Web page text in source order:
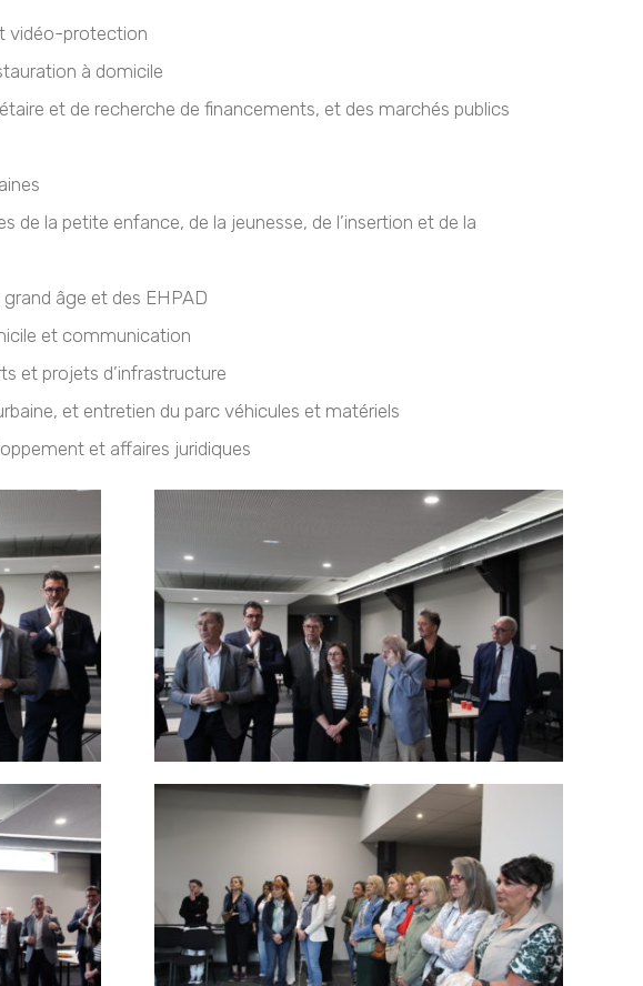
vidéo-protection
à domicile
et de recherche de financements, et des marchés publics
de la petite enfance, de la jeunesse, de l’insertion et de la
âge et des EHPAD
et communication
et projets d’infrastructure
et entretien du parc véhicules et matériels
et affaires juridiques